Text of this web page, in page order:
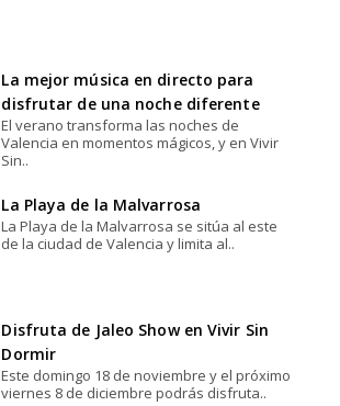
La mejor música en directo para
disfrutar de una noche diferente
El verano transforma las noches de
Valencia en momentos mágicos, y en Vivir
Sin..
La Playa de la Malvarrosa
La Playa de la Malvarrosa se sitúa al este
de la ciudad de Valencia y limita al..
Disfruta de Jaleo Show en Vivir Sin
Dormir
Este domingo 18 de noviembre y el próximo
viernes 8 de diciembre podrás disfruta..